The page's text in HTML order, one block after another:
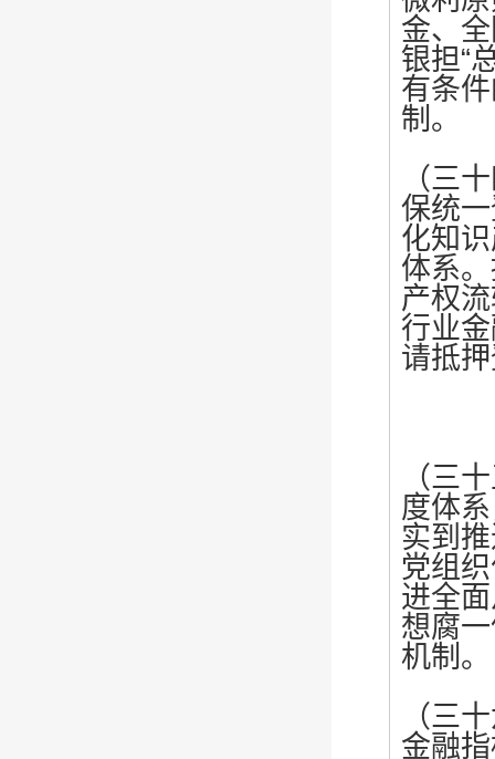
金、
银担“
有条
制。
（三
保统
化知
体系
产权
行业
请抵
（三
度体
实到
党组
进全
想腐
机制。
（三
金融